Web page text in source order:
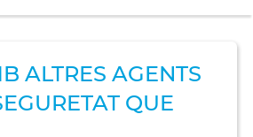
ALTRES AGENTS
QUE